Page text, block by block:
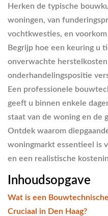
Herken de typische
woningen, van
vochtkwesties, en voorkom
Begrijp hoe een keuring u
onverwachte
onderhandelingspositie
Een professionele
geeft u binnen enkele
staat van de woning en de
Ontdek waarom
woningmarkt essentieel is
en een realistische
Inhoudsopgave
Wat is een
Cruciaal in Den Haag?